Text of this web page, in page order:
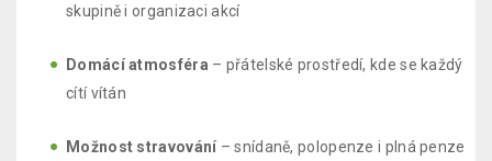
skupině i organizaci akcí
Domácí atmosféra – přátelské prostředí, kde se každý
cítí vítán
Možnost stravování – snídaně, polopenze i plná penze